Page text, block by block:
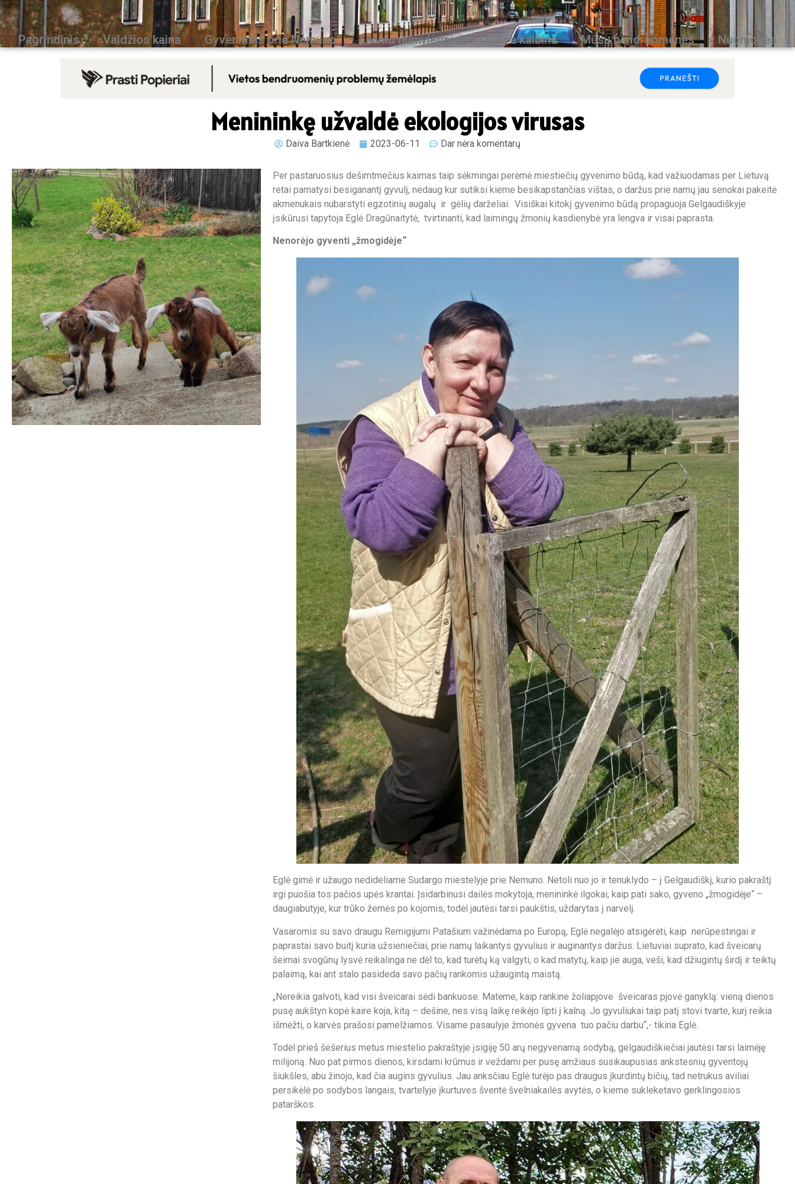
Pagrindinis Valdžios kaina Gyvenimas prie Nemuno Likimo numylėtiniai Daiva kalbina Mūsų bendruomenės Nuomonės
Menininkę užvaldė ekologijos virusas
Daiva Bartkienė 2023-06-11 Dar nėra komentarų
Per pastaruosius dešimtmečius kaimas taip sėkmingai perėmė miestiečių gyvenimo būdą, kad važiuodamas per Lietuvą
retai pamatysi besiganantį gyvulį, nedaug kur sutiksi kieme besikapstančias vištas, o daržus prie namų jau senokai pakeitė
akmenukais nubarstyti egzotinių augalų ir gėlių darželiai. Visiškai kitokį gyvenimo būdą propaguoja Gelgaudiškyje
įsikūrusi tapytoja Eglė Dragūnaitytė, tvirtinanti, kad laimingų žmonių kasdienybė yra lengva ir visai paprasta.
Nenorėjo gyventi „žmogidėje“
Eglė gimė ir užaugo nedideliame Sudargo miestelyje prie Nemuno. Netoli nuo jo ir tenuklydo – į Gelgaudiškį, kurio pakraštį
irgi puošia tos pačios upės krantai. Įsidarbinusi dailės mokytoja, menininkė ilgokai, kaip pati sako, gyveno „žmogidėje“ –
daugiabutyje, kur trūko žemės po kojomis, todėl jautėsi tarsi paukštis, uždarytas į narvelį.
Vasaromis su savo draugu Remigijumi Patašium važinėdama po Europą, Eglė negalėjo atsigėrėti, kaip nerūpestingai ir
paprastai savo buitį kuria užsieniečiai, prie namų laikantys gyvulius ir auginantys daržus. Lietuviai suprato, kad šveicarų
šeimai svogūnų lysvė reikalinga ne dėl to, kad turėtų ką valgyti, o kad matytų, kaip jie auga, veši, kad džiugintų širdį ir teiktų
palaimą, kai ant stalo pasideda savo pačių rankomis užaugintą maistą.
„Nereikia galvoti, kad visi šveicarai sėdi bankuose. Matėme, kaip rankine žoliapjove šveicaras pjovė ganyklą: vieną dienos
pusę aukštyn kopė kaire koja, kitą – dešine, nes visą laikę reikėjo lipti į kalną. Jo gyvuliukai taip patį stovi tvarte, kurį reikia
išmėžti, o karvės prašosi pamelžiamos. Visame pasaulyje žmonės gyvena tuo pačiu darbu“,- tikina Eglė.
Todėl prieš šešerius metus miestelio pakraštyje įsigiję 50 arų negyvenamą sodybą, gelgaudiškiečiai jautėsi tarsi laimėję
milijoną. Nuo pat pirmos dienos, kirsdami krūmus ir veždami per pusę amžiaus susikaupusias ankstesnių gyventojų
šiukšles, abu žinojo, kad čia augins gyvulius. Jau anksčiau Eglė turėjo pas draugus įkurdintų bičių, tad netrukus aviliai
persikėlė po sodybos langais, tvartelyje įkurtuves šventė švelniakailės avytės, o kieme sukleketavo gerklingosios
patarškos.